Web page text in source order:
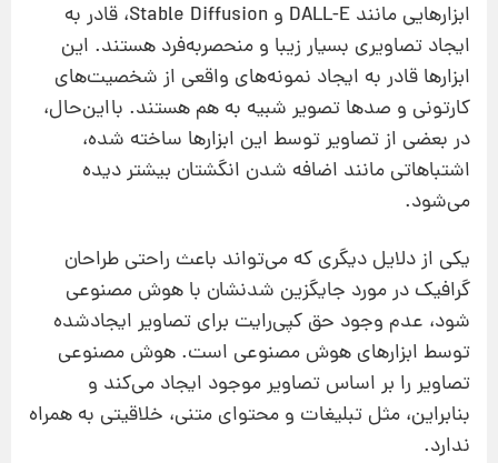
ابزارهایی مانند DALL-E و Stable Diffusion، قادر به
ایجاد تصاویری بسیار زیبا و منحصربه‌فرد هستند. این
ابزارها قادر به ایجاد نمونه‌های واقعی از شخصیت‌های
کارتونی و صدها تصویر شبیه به هم هستند. بااین‌حال،
در بعضی از تصاویر توسط این ابزارها ساخته شده،
اشتباهاتی مانند اضافه شدن انگشتان بیشتر دیده
می‌شود.
یکی از دلایل دیگری که می‌تواند باعث راحتی طراحان
گرافیک در مورد جایگزین شدنشان با هوش مصنوعی
شود، عدم وجود حق کپی‌رایت برای تصاویر ایجادشده
توسط ابزارهای هوش مصنوعی است. هوش مصنوعی
تصاویر را بر اساس تصاویر موجود ایجاد می‌کند و
بنابراین، مثل تبلیغات و محتوای متنی، خلاقیتی به همراه
ندارد.